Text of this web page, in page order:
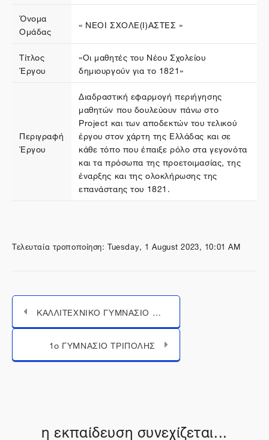
Όνομα
Ομάδας
« ΝΕΟΙ ΣΧΟΛΕ(Ι)ΑΣΤΕΣ »
Τίτλος
Έργου
«Οι μαθητές του Νέου Σχολείου
δημιουργούν για το 1821»
Περιγραφή
Έργου
Διαδραστική εφαρμογή περιήγησης
μαθητών που δουλεύουν πάνω στο
Project και των αποδεκτών του τελικού
έργου στον χάρτη της Ελλάδας και σε
κάθε τόπο που έπαιξε ρόλο στα γεγονότα
και τα πρόσωπα της προετοιμασίας, της
έναρξης και της ολοκλήρωσης της
επανάσταης του 1821.
Τελευταία τροποποίηση: Tuesday, 1 August 2023, 10:01 AM
ΚΑΛΛΙΤΕΧΝΙΚΟ ΓΥΜΝΑΣΙΟ ΜΕ ΛΥΚΕΙΑΚΕΣ ΤΑΞΕΙΣ ΑΜΠΕΛΟΚΗΠΩΝ ΘΕΣΣΑΛΟΝΙΚΗΣ
Μεταπήδηση σε...
1o ΓΥΜΝΑΣΙΟ ΤΡΙΠΟΛΗΣ
η εκπαίδευση συνεχίζεται...